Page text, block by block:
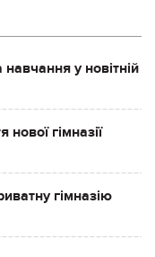
у новітній
гімназії
гімназію